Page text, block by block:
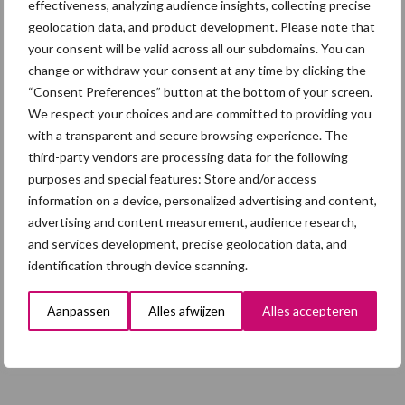
effectiveness, analyzing audience insights, collecting precise
geolocation data, and product development. Please note that
your consent will be valid across all our subdomains. You can
change or withdraw your consent at any time by clicking the
“Consent Preferences” button at the bottom of your screen.
We respect your choices and are committed to providing you
with a transparent and secure browsing experience. The
third-party vendors are processing data for the following
purposes and special features: Store and/or access
information on a device, personalized advertising and content,
advertising and content measurement, audience research,
and services development, precise geolocation data, and
identification through device scanning.
Aanpassen Alles afwijzen Alles accepteren
handel in de greep
5 aug
“Vraag naar praktische
hygieneoplossingen is in Polen
groter dan ooit”
5 aug
Eliminatieprotocol voor
Mycoplasma hyopneumoniae
4 aug
AVP in Finland onderstreept dat
alertheid belangrijk is, zeker nu